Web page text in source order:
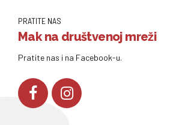
PRATITE NAS
Mak na društvenoj mreži
Pratite nas i na Facebook-u.